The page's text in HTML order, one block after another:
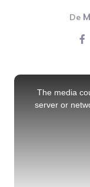
De
This
The media
server or